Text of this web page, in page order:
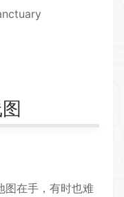
图在手，有时也难